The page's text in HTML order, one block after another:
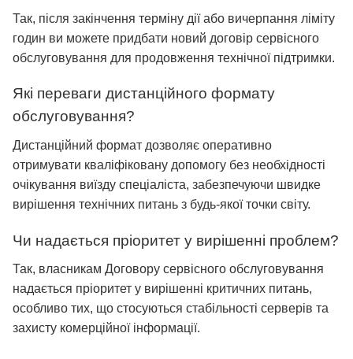
Так, після закінчення терміну дії або вичерпання ліміту
годин ви можете придбати новий договір сервісного
обслуговування для продовження технічної підтримки.
Які переваги дистанційного формату
обслуговування?
Дистанційний формат дозволяє оперативно
отримувати кваліфіковану допомогу без необхідності
очікування виїзду спеціаліста, забезпечуючи швидке
вирішення технічних питань з будь-якої точки світу.
Чи надається пріоритет у вирішенні проблем?
Так, власникам Договору сервісного обслуговування
надається пріоритет у вирішенні критичних питань,
особливо тих, що стосуються стабільності серверів та
захисту комерційної інформації.